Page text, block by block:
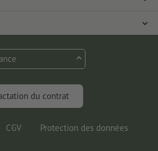
du contrat
CGV Protection des données